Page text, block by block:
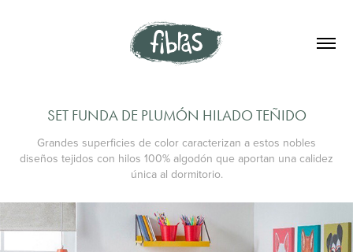
SET FUNDA DE PLUMÓN HILADO TEÑIDO
Grandes superficies de color caracterizan a estos nobles
diseños tejidos con hilos 100% algodón que aportan una calidez
única al dormitorio.